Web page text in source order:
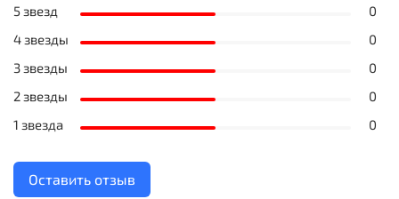
5 звезд
0
4 звезды
0
3 звезды
0
2 звезды
0
1 звезда
0
Оставить отзыв